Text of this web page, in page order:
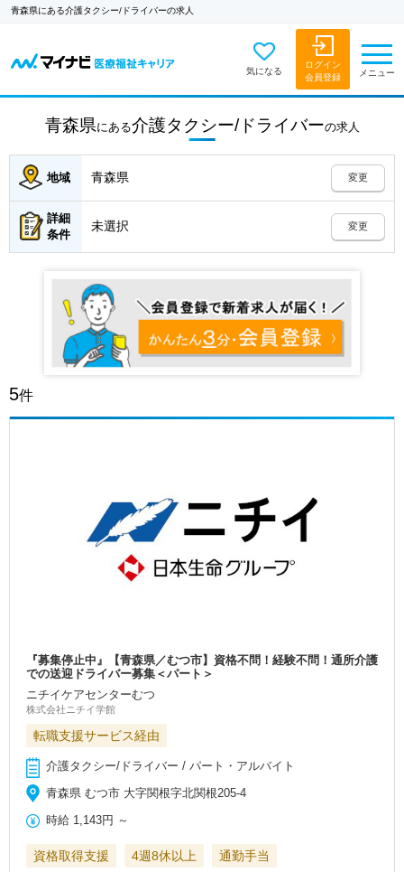
青森県にある介護タクシー/ドライバーの求人
気になる
ログイン
会員登録
メニュー
青森県にある介護タクシー/ドライバーの求人
地域 青森県 変更
詳細
条件
未選択 変更
5件
『募集停止中』【青森県／むつ市】資格不問！経験不問！通所介護
での送迎ドライバー募集＜パート＞
ニチイケアセンターむつ
株式会社ニチイ学館
転職支援サービス経由
介護タクシー/ドライバー / パート・アルバイト
青森県 むつ市 大字関根字北関根205-4
時給 1,143円 ～
資格取得支援 4週8休以上
通勤手当